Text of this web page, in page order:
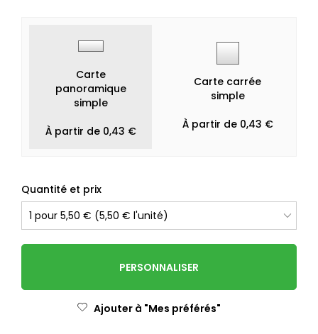
Carte
panoramique
simple
À partir de 0,43 €
Carte carrée
simple
À partir de 0,43 €
Quantité et prix
PERSONNALISER
Ajouter à "Mes préférés"